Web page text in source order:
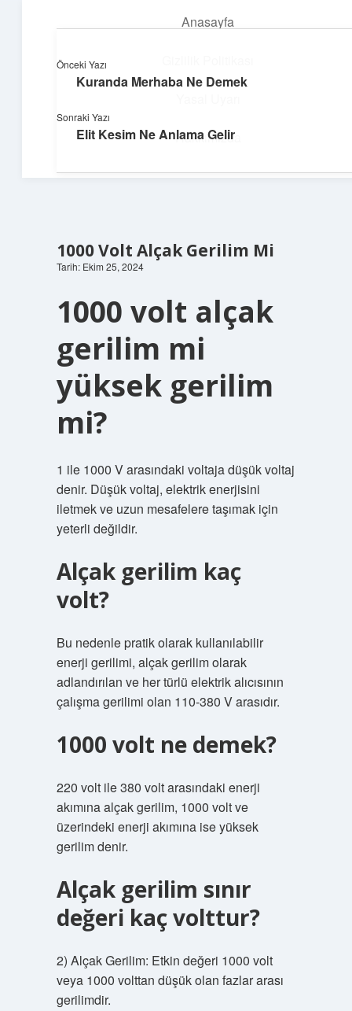
Anasayfa
Hakkımızda
1000 Volt Alçak Gerilim Mi
Tarih: Ekim 25, 2024
1000 volt alçak
gerilim mi
yüksek gerilim
mi?
1 ile 1000 V arasındaki voltaja düşük voltaj
denir. Düşük voltaj, elektrik enerjisini
iletmek ve uzun mesafelere taşımak için
yeterli değildir.
Alçak gerilim kaç
volt?
Bu nedenle pratik olarak kullanılabilir
enerji gerilimi, alçak gerilim olarak
adlandırılan ve her türlü elektrik alıcısının
çalışma gerilimi olan 110-380 V arasıdır.
1000 volt ne demek?
220 volt ile 380 volt arasındaki enerji
akımına alçak gerilim, 1000 volt ve
üzerindeki enerji akımına ise yüksek
gerilim denir.
Alçak gerilim sınır
değeri kaç volttur?
2) Alçak Gerilim: Etkin değeri 1000 volt
veya 1000 volttan düşük olan fazlar arası
gerilimdir.
Önceki Yazı
Kuranda Merhaba Ne Demek
Sonraki Yazı
Elit Kesim Ne Anlama Gelir